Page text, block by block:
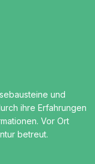
und
ihre Erfahrungen
Vor Ort
betreut.